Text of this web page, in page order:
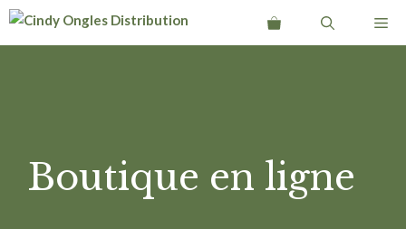
Aller
Boutique en ligne